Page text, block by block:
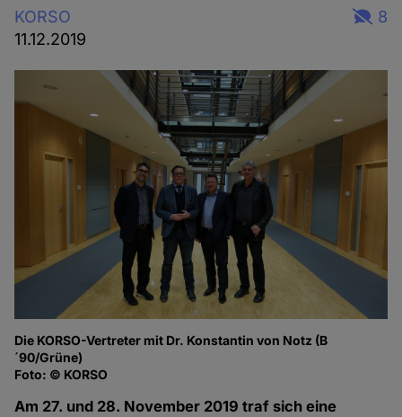
KORSO
11.12.2019
8
Die KORSO-Vertreter mit Dr. Konstantin von Notz (B
´90/Grüne)
Foto: © KORSO
Am 27. und 28. November 2019 traf sich eine